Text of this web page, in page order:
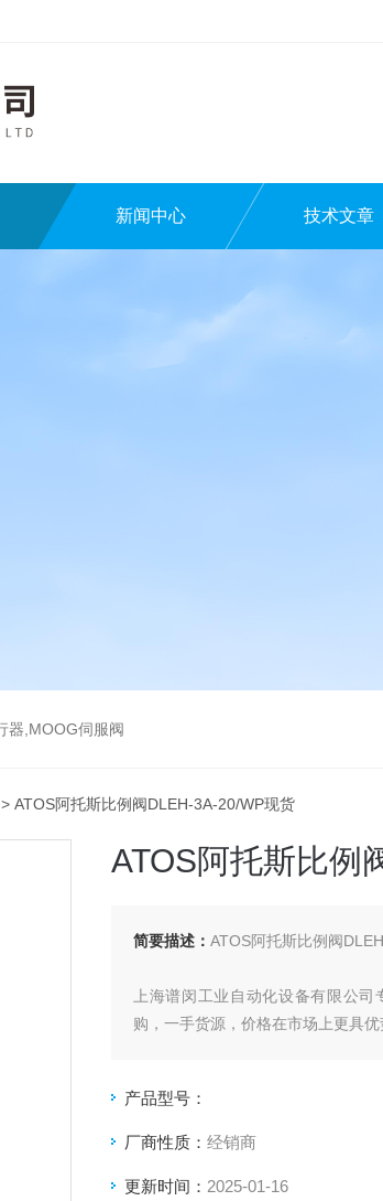
新闻中心 技术文章
器,MOOG伺服阀
> ATOS阿托斯比例阀DLEH-3A-20/WP现货
ATOS阿托斯比例
简要描述： ATOS阿托斯比例阀
上海谱闵工业自动化设备有限公
购，一手货源，价格在市场上更具优
客户惠的价格。
品。
产品型号：
厂商性质： 经销商
更新时间： 2025-01-16